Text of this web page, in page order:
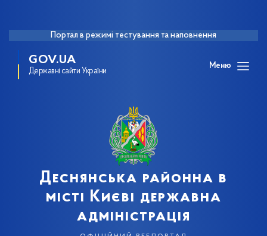
Портал в режимі тестування та наповнення
GOV.UA
Державні сайти України
Меню
Деснянська районна в
місті Києві державна
адміністрація